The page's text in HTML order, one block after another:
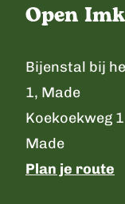
Open
C
o
n
t
a
Bijenstal bij
1, Made
Koekoekweg 1
Made
Plan je route